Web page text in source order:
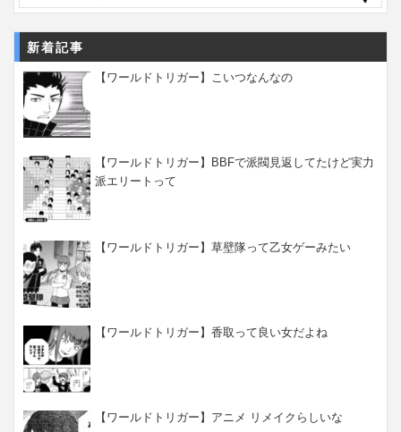
新着記事
【ワールドトリガー】こいつなんなの
【ワールドトリガー】BBFで派閥見返してたけど実力
派エリートって
【ワールドトリガー】草壁隊って乙女ゲーみたい
【ワールドトリガー】香取って良い女だよね
【ワールドトリガー】アニメ リメイクらしいな